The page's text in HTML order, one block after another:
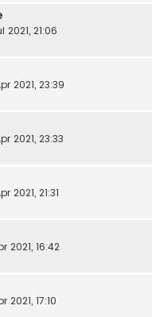
2021, 21:06
2021, 23:39
2021, 23:33
2021, 21:31
2021, 16:42
2021, 17:10